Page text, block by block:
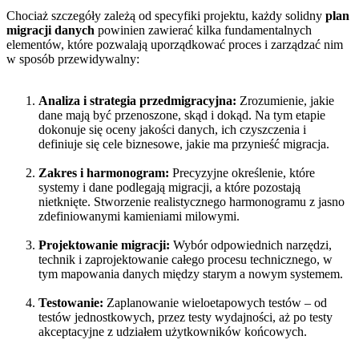
Chociaż szczegóły zależą od specyfiki projektu, każdy solidny plan
migracji danych powinien zawierać kilka fundamentalnych
elementów, które pozwalają uporządkować proces i zarządzać nim
w sposób przewidywalny:
Analiza i strategia przedmigracyjna: Zrozumienie, jakie
dane mają być przenoszone, skąd i dokąd. Na tym etapie
dokonuje się oceny jakości danych, ich czyszczenia i
definiuje się cele biznesowe, jakie ma przynieść migracja.
Zakres i harmonogram: Precyzyjne określenie, które
systemy i dane podlegają migracji, a które pozostają
nietknięte. Stworzenie realistycznego harmonogramu z jasno
zdefiniowanymi kamieniami milowymi.
Projektowanie migracji: Wybór odpowiednich narzędzi,
technik i zaprojektowanie całego procesu technicznego, w
tym mapowania danych między starym a nowym systemem.
Testowanie: Zaplanowanie wieloetapowych testów – od
testów jednostkowych, przez testy wydajności, aż po testy
akceptacyjne z udziałem użytkowników końcowych.